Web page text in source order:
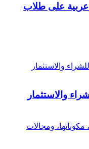
عربية على طلاب
: نصائح للشراء والاستثمار